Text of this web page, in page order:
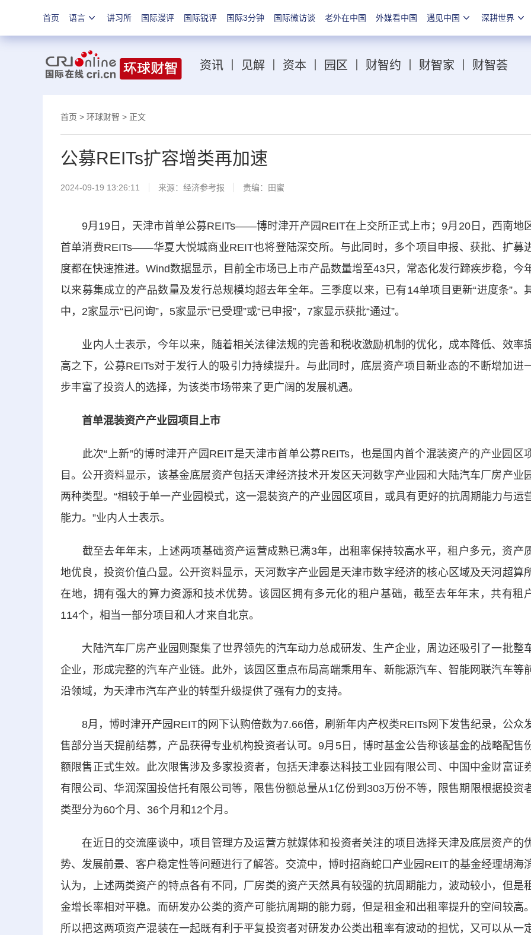
首页 语言 讲习所 国际漫评 国际锐评 国际3分钟 国际微访谈 老外在中国 外媒看中国 遇见中国 深耕世界
资讯 见解 资本 园区 财智约 财智家 财智荟
首页 > 环球财智 > 正文
公募REITs扩容增类再加速
2024-09-19 13:26:11 来源： 经济参考报 责编：田蜜
9月19日，天津市首单公募REITs——博时津开产园REIT在上交所正式上市；9月20日，西南地
首单消费REITs——华夏大悦城商业REIT也将登陆深交所。与此同时，多个项目申报、获批、扩募
度都在快速推进。Wind数据显示，目前全市场已上市产品数量增至43只，常态化发行蹄疾步稳，今
以来募集成立的产品数量及发行总规模均超去年全年。三季度以来，已有14单项目更新“进度条”。
中，2家显示“已问询”，5家显示“已受理”或“已申报”，7家显示获批“通过”。
业内人士表示，今年以来，随着相关法律法规的完善和税收激励机制的优化，成本降低、效率
高之下，公募REITs对于发行人的吸引力持续提升。与此同时，底层资产项目新业态的不断增加进
步丰富了投资人的选择，为该类市场带来了更广阔的发展机遇。
首单混装资产产业园项目上市
此次“上新”的博时津开产园REIT是天津市首单公募REITs，也是国内首个混装资产的产业园区
目。公开资料显示，该基金底层资产包括天津经济技术开发区天河数字产业园和大陆汽车厂房产业
两种类型。“相较于单一产业园模式，这一混装资产的产业园区项目，或具有更好的抗周期能力与运
能力。”业内人士表示。
截至去年年末，上述两项基础资产运营成熟已满3年，出租率保持较高水平，租户多元，资产
地优良，投资价值凸显。公开资料显示，天河数字产业园是天津市数字经济的核心区域及天河超算
在地，拥有强大的算力资源和技术优势。该园区拥有多元化的租户基础，截至去年年末，共有租
114个，相当一部分项目和人才来自北京。
大陆汽车厂房产业园则聚集了世界领先的汽车动力总成研发、生产企业，周边还吸引了一批整
企业，形成完整的汽车产业链。此外，该园区重点布局高端乘用车、新能源汽车、智能网联汽车等
沿领域，为天津市汽车产业的转型升级提供了强有力的支持。
8月，博时津开产园REIT的网下认购倍数为7.66倍，刷新年内产权类REITs网下发售纪录，公众
售部分当天提前结募，产品获得专业机构投资者认可。9月5日，博时基金公告称该基金的战略配售
额限售正式生效。此次限售涉及多家投资者，包括天津泰达科技工业园有限公司、中国中金财富证
有限公司、华润深国投信托有限公司等，限售份额总量从1亿份到303万份不等，限售期限根据投资
类型分为60个月、36个月和12个月。
在近日的交流座谈中，项目管理方及运营方就媒体和投资者关注的项目选择天津及底层资产的
势、发展前景、客户稳定性等问题进行了解答。交流中，博时招商蛇口产业园REIT的基金经理胡海
认为，上述两类资产的特点各有不同，厂房类的资产天然具有较强的抗周期能力，波动较小，但是
金增长率相对平稳。而研发办公类的资产可能抗周期的能力弱，但是租金和出租率提升的空间较高。
所以把这两项资产混装在一起既有利于平复投资者对研发办公类出租率有波动的担忧，又可以从一